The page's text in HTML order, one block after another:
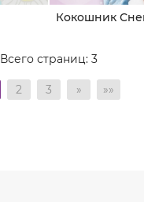
Всего страниц: 3
2 3 » »»